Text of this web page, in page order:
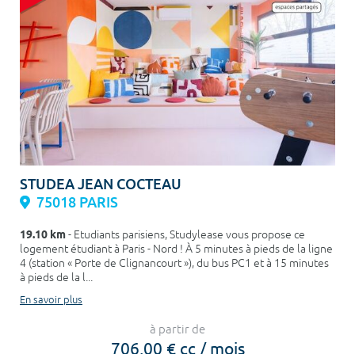
STUDEA JEAN COCTEAU
75018 PARIS
19.10 km- Etudiants parisiens, Studylease vous propose ce
logement étudiant à Paris - Nord ! À 5 minutes à pieds de la ligne
4 (station « Porte de Clignancourt »), du bus PC1 et à 15 minutes
à pieds de la l...
En savoir plus
à partir de
706,00 € cc / mois